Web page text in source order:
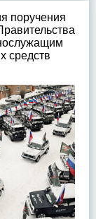
поручения
средств